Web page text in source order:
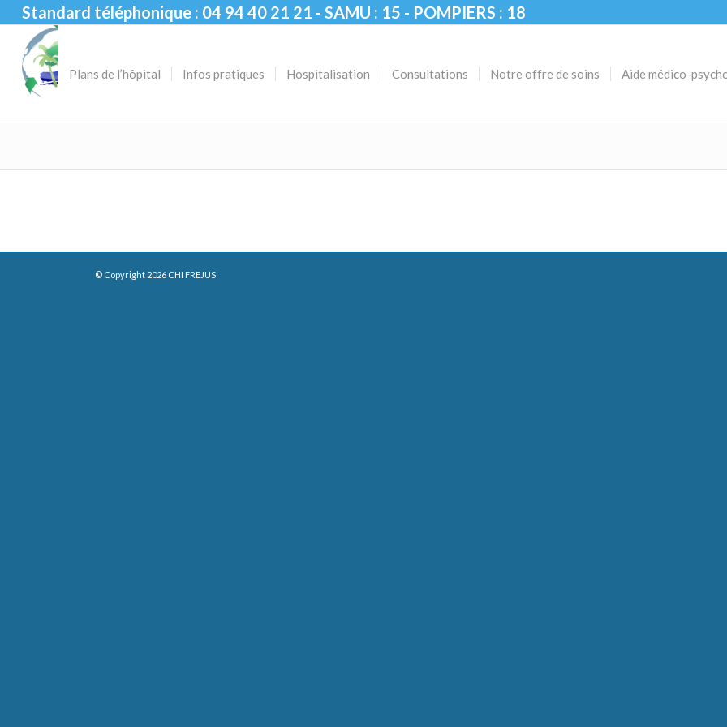
Standard téléphonique : 04 94 40 21 21 - SAMU : 15 - POMPIERS : 18
Plans de l’hôpital Infos pratiques Hospitalisation Consultations Notre offre de soins Aide médico-
© Copyright 2026 CHI FREJUS